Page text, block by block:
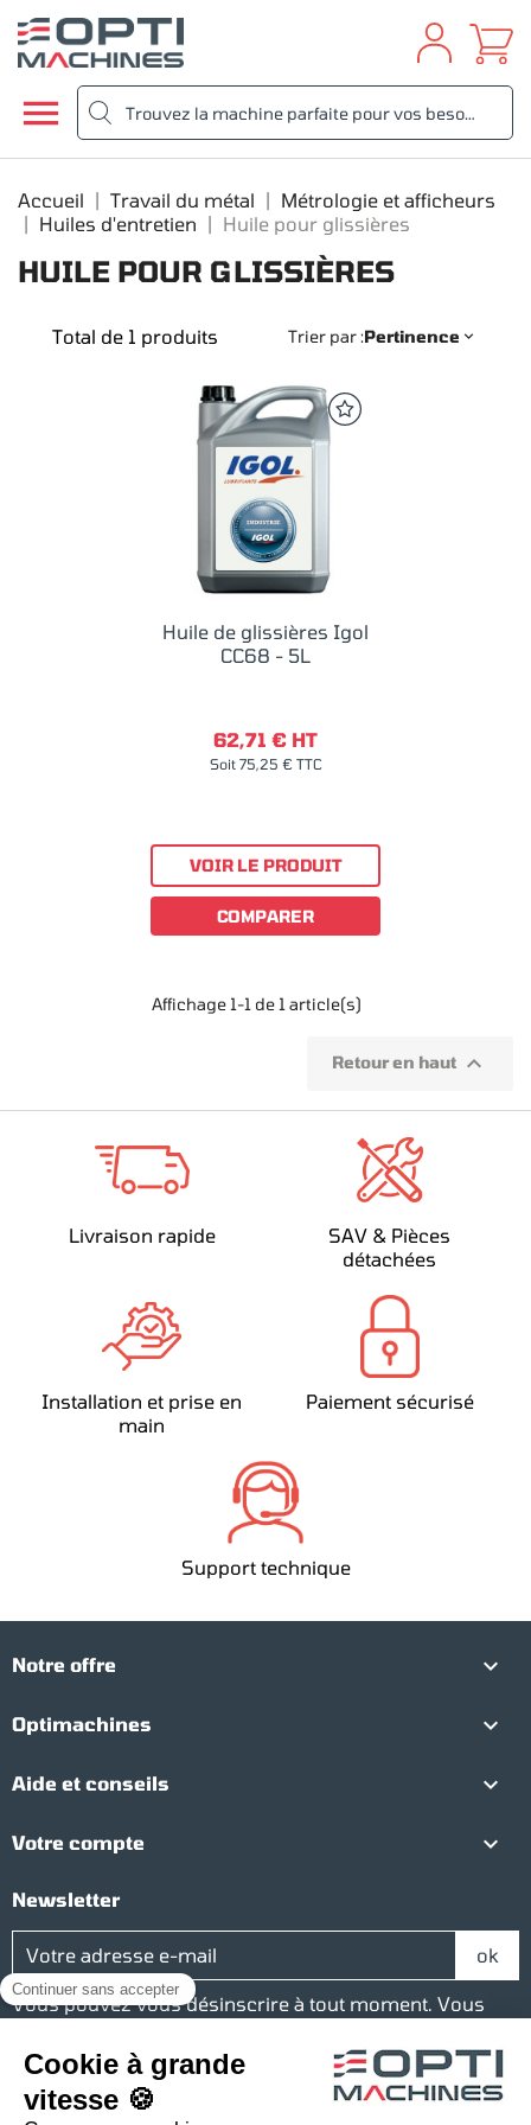

Accueil Travail du métal
Métrologie et afficheurs
Huiles d'entretien
Huile pour glissières
HUILE POUR GLISSIÈRES
Trier par :Pertinence 
Total de 1 produits
Huile de glissières Igol
CC68 - 5L
62,71 € HT
Soit 75,25 € TTC
VOIR LE PRODUIT
COMPARER
Affichage 1-1 de 1 article(s)
Retour en haut 
Livraison rapide
SAV & Pièces
détachées
Installation et prise en
main
Paiement sécurisé
Support technique
Notre offre 
Optimachines 
Aide et conseils 
Votre compte 
Newsletter
Vous pouvez vous désinscrire à tout moment. Vous
les conditions d'utilisation du site.
Réseaux sociaux